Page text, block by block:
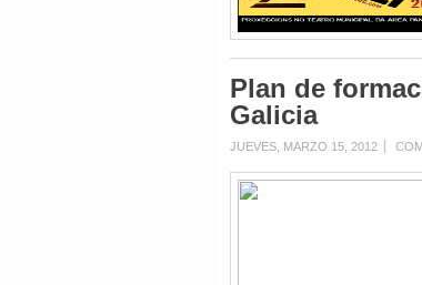
Plan de
Galicia
JUEVES, MARZO 15, 2012